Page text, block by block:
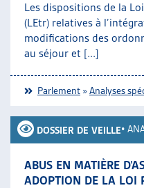
Les dispositions de la
(LEtr) relatives à
modifications des
au séjour et [...]
Parlement »Analyses
DOSSIER DE VEILLE•
ABUS EN MATIÈRE
ADOPTION DE LA LOI